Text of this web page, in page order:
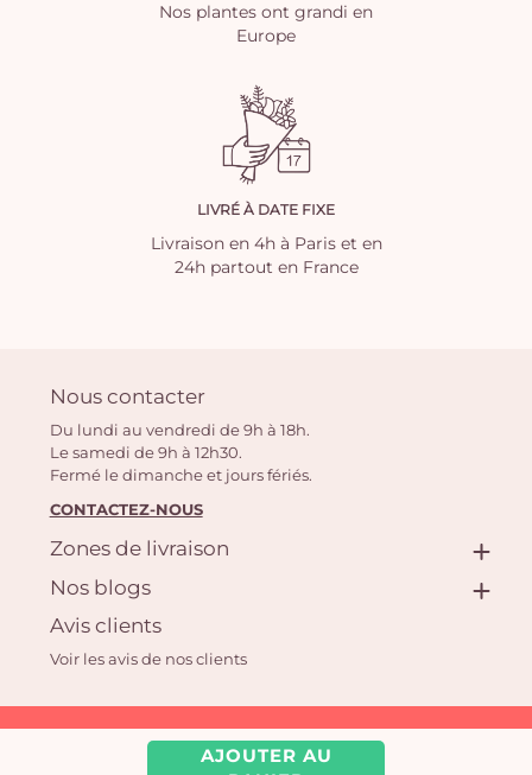
AJOUTER AU
Nos plantes ont grandi en
Europe
LIVRÉ À DATE FIXE
Livraison en 4h à Paris et en
24h partout en France
Nous contacter
Du lundi au vendredi de 9h à 18h.
Le samedi de 9h à 12h30.
Fermé le dimanche et jours fériés.
CONTACTEZ-NOUS
Zones de livraison
Nos blogs
Avis clients
Voir les avis de nos clients
Aquarelle.com SAS
39 rue Anatole France, 92300 Levallois-Perret | Fleuriste en ligne